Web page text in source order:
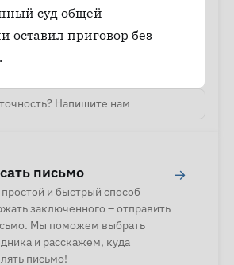
суд общей
оставил приговор без
Напишите нам
письмо
и быстрый способ
заключенного – отправить
Мы поможем выбрать
и расскажем, куда
письмо!
→